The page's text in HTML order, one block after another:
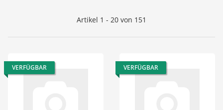
Artikel 1 - 20 von 151
VERFÜGBAR VERFÜGBAR